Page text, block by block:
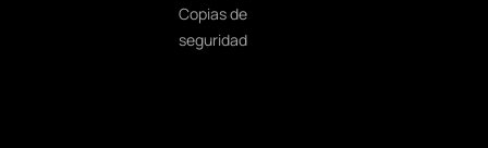
Copias de
seguridad